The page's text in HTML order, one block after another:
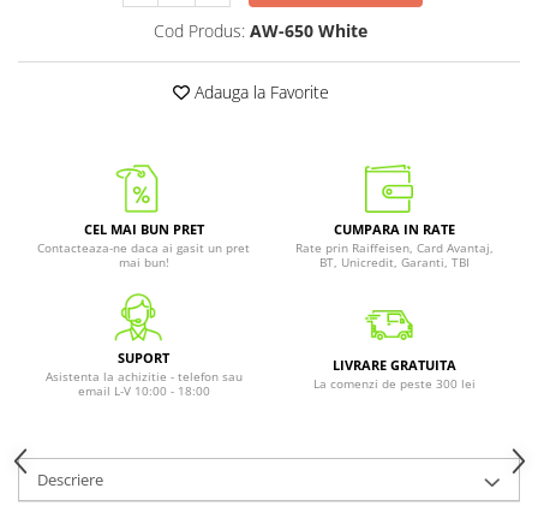
Cod Produs: AW-650 White
Adauga la Favorite
CEL MAI BUN PRET
Contacteaza-ne daca ai gasit un pret
mai bun!
CUMPARA IN RATE
Rate prin Raiffeisen, Card Avantaj,
BT, Unicredit, Garanti, TBI
SUPORT
Asistenta la achizitie - telefon sau
email L-V 10:00 - 18:00
LIVRARE GRATUITA
La comenzi de peste 300 lei
Descriere